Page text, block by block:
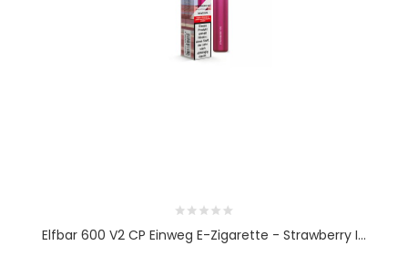
Elfbar 600 V2 CP Einweg E-Zigarette - Strawberry I...